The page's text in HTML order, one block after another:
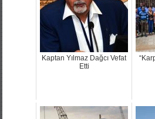
Kaptan Yılmaz Dağcı Vefat
Etti